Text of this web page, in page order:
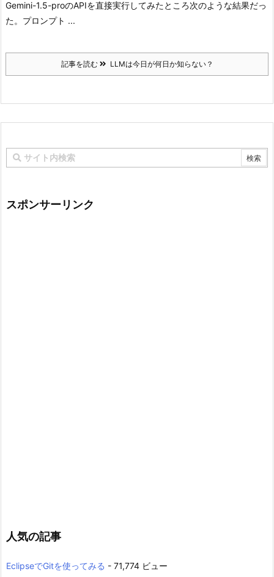
Gemini-1.5-proのAPIを直接実行してみたところ次のような結果だっ
た。 プロンプト ...
記事を読む LLMは今日が何日か知らない？
スポンサーリンク
人気の記事
EclipseでGitを使ってみる - 71,774 ビュー